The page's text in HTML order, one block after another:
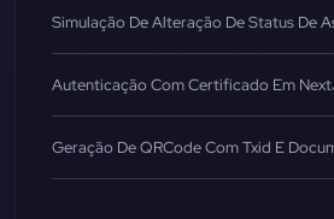
Simulação De Alteração De Status De
Autenticação Com Certificado Em
Geração De QRCode Com Txid E